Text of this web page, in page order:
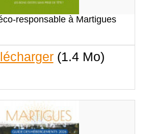
responsable à Martigues
(1.4 Mo)